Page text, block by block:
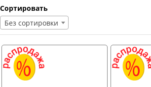
Сортировать
Без сортировки